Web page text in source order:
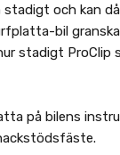
och kan
bil
stadigt ProClip
på bilens